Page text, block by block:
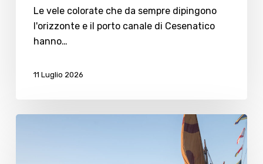
Le vele colorate che da sempre dipingono
l'orizzonte e il porto canale di Cesenatico
hanno…
11 Luglio 2026